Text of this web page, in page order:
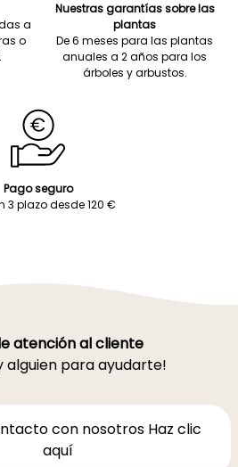
a
o
Nuestras garantías sobre las
plantas
De 6 meses para las plantas
anuales a 2 años para los
árboles y arbustos.
Pago seguro
3 plazo desde 120 €
atención al cliente
alguien para ayudarte!
con nosotros Haz clic
aquí